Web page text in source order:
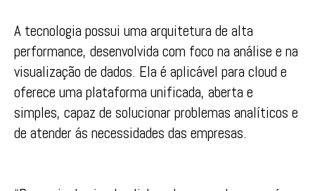
A tecnologia possui uma arquitetura de alta
performance, desenvolvida com foco na análise e na
visualização de dados. Ela é aplicável para cloud e
oferece uma plataforma unificada, aberta e
simples, capaz de solucionar problemas analíticos e
de atender ás necessidades das empresas.